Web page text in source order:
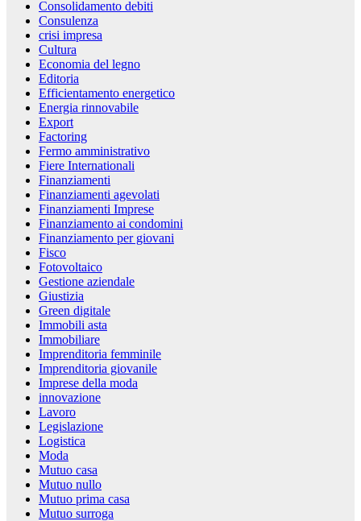
Consolidamento debiti
Consulenza
crisi impresa
Cultura
Economia del legno
Editoria
Efficientamento energetico
Energia rinnovabile
Export
Factoring
Fermo amministrativo
Fiere Internationali
Finanziamenti
Finanziamenti agevolati
Finanziamenti Imprese
Finanziamento ai condomini
Finanziamento per giovani
Fisco
Fotovoltaico
Gestione aziendale
Giustizia
Green digitale
Immobili asta
Immobiliare
Imprenditoria femminile
Imprenditoria giovanile
Imprese della moda
innovazione
Lavoro
Legislazione
Logistica
Moda
Mutuo casa
Mutuo nullo
Mutuo prima casa
Mutuo surroga